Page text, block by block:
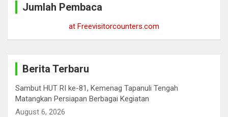
Jumlah Pembaca
at Freevisitorcounters.com
Berita Terbaru
Sambut HUT RI ke-81, Kemenag Tapanuli Tengah
Matangkan Persiapan Berbagai Kegiatan
August 6, 2026